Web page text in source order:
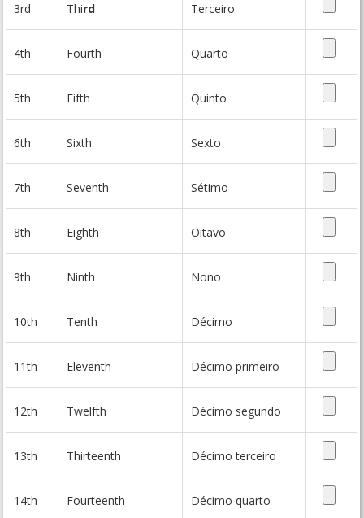
3rd Third Terceiro
4th Fourth Quarto
5th Fifth Quinto
6th Sixth Sexto
7th Seventh Sétimo
8th Eighth Oitavo
9th Ninth Nono
10th Tenth Décimo
11th Eleventh Décimo primeiro
12th Twelfth Décimo segundo
13th Thirteenth Décimo terceiro
14th Fourteenth Décimo quarto